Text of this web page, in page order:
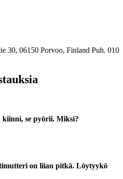
30, 06150 Porvoo, Finland Puh. 010
se pyörii. Miksi?
on liian pitkä. Löytyykö